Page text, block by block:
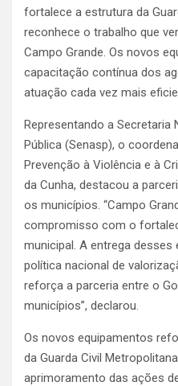
fortalece a estrutura da
reconhece o trabalho que
Campo Grande. Os novos
capacitação contínua dos
atuação cada vez mais
Representando a Secretaria
Pública (Senasp), o
Prevenção à Violência e à
da Cunha, destacou a
os municípios. “Campo
compromisso com o
municipal. A entrega
política nacional de
reforça a parceria entre o
municípios”, declarou.
Os novos equipamentos
da Guarda Civil
aprimoramento das ações